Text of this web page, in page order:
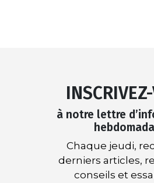
à notre lettre
Chaque jeudi,
derniers articles,
conseils et